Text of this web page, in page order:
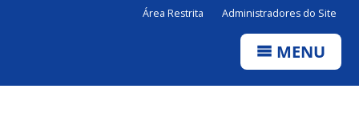
Área Restrita Administradores do Site
MENU